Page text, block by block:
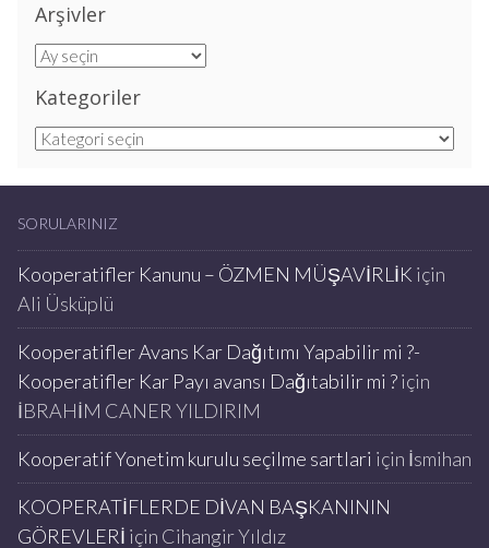
Arşivler
Arşivler
Kategoriler
Kategoriler
SORULARINIZ
Kooperatifler Kanunu – ÖZMEN MÜŞAVİRLİK için
Ali Üsküplü
Kooperatifler Avans Kar Dağıtımı Yapabilir mi ?-
Kooperatifler Kar Payı avansı Dağıtabilir mi ?için
İBRAHİM CANER YILDIRIM
Kooperatif Yonetim kurulu seçilme sartlari için İsmihan
KOOPERATİFLERDE DİVAN BAŞKANININ
GÖREVLERİ için Cihangir Yıldız